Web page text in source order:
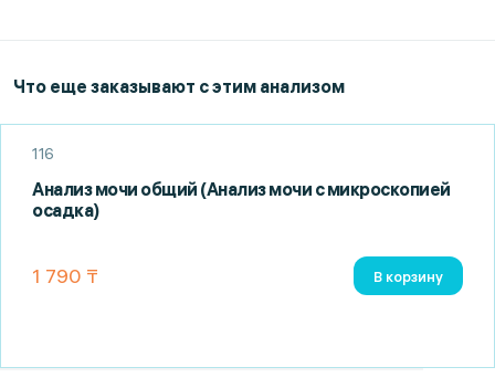
Что еще заказывают с этим анализом
116
Анализ мочи общий (Анализ мочи с микроскопией
осадка)
1 790 ₸ В корзину